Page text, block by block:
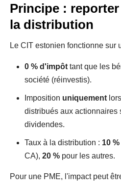
Principe :
la distribution
Le CIT estonien fonctionne sur
0 % d'impôt tant que les
société (réinvestis).
Imposition uniquement
distribués aux actionnaires
dividendes.
Taux à la distribution : 10 %
CA), 20 % pour les autres.
Pour une PME, l'impact peut